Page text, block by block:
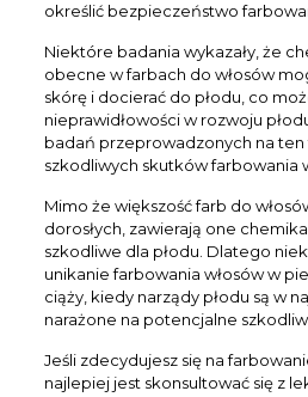
określić bezpieczeństwo
Niektóre badania wykazały, że
obecne w farbach do włosów
skórę i docierać do płodu, co
nieprawidłowości w rozwoju
badań przeprowadzonych na ten
szkodliwych skutków farbowania
Mimo że większość farb do
dorosłych, zawierają one
szkodliwe dla płodu. Dlatego
unikanie farbowania włosów w
ciąży, kiedy narządy płodu są w
narażone na potencjalne
Jeśli zdecydujesz się na
najlepiej jest skonsultować się z